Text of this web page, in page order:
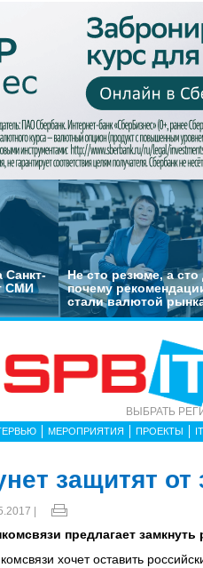
Санкт-
СМИ
Не сто резюме, а сто
почему
стали валютой
ВЫБРАТЬ
МЕРОПРИЯТИЯ ПРОЕКТЫ
защитят
|
предлагает
хочет оставить